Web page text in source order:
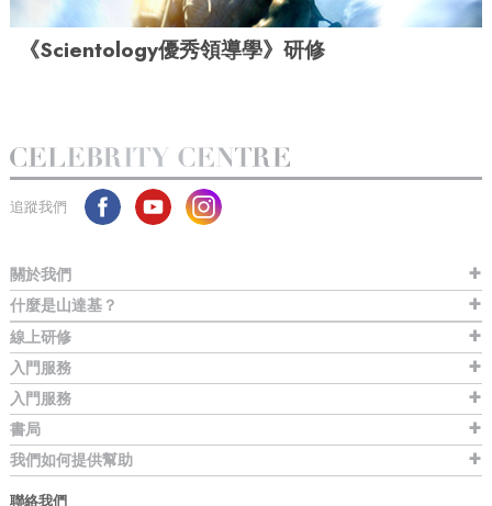
《Scientology優秀領導學》研修
追蹤我們
關於我們
什麼是山達基？
線上研修
入門服務
入門服務
書局
我們如何提供幫助
聯絡我們